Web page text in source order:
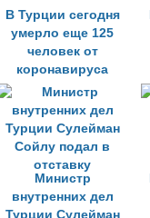
В Турции сегодня
умерло еще 125
человек от
коронавируса
Министр
внутренних дел
Турции Сулейман